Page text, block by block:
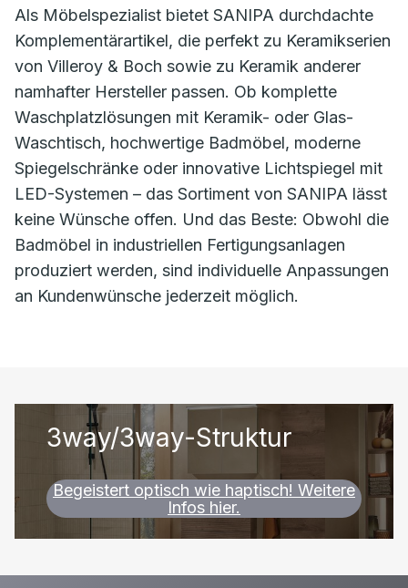
Als Möbelspezialist bietet SANIPA durchdachte
Komplementärartikel, die perfekt zu Keramikserien
von Villeroy & Boch sowie zu Keramik anderer
namhafter Hersteller passen. Ob komplette
Waschplatzlösungen mit Keramik- oder Glas-
Waschtisch, hochwertige Badmöbel, moderne
Spiegelschränke oder innovative Lichtspiegel mit
LED-Systemen – das Sortiment von SANIPA lässt
keine Wünsche offen. Und das Beste: Obwohl die
Badmöbel in industriellen Fertigungsanlagen
produziert werden, sind individuelle Anpassungen
an Kundenwünsche jederzeit möglich.
3way/3way-Struktur
Begeistert optisch wie haptisch! Weitere
Infos hier.